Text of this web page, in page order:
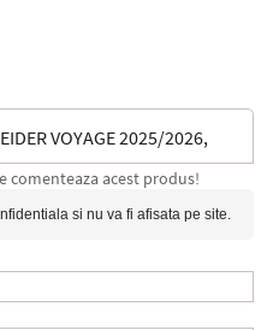
VOYAGE 2025/2026,
comenteaza acest produs!
si nu va fi afisata pe site.